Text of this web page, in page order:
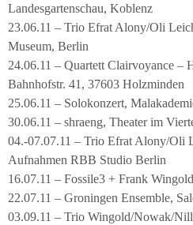
Landesgartenschau, Koblenz
23.06.11 – Trio Efrat Alony/Oli
Museum, Berlin
24.06.11 – Quartett Clairvoyance –
Bahnhofstr. 41, 37603 Holzminden
25.06.11 – Solokonzert,
30.06.11 – shraeng, Theater im
04.-07.07.11 – Trio Efrat Alony/Oli
Aufnahmen RBB Studio Berlin
16.07.11 – Fossile3 + Frank
22.07.11 – Groningen Ensemble,
03.09.11 – Trio Wingold/Nowak/